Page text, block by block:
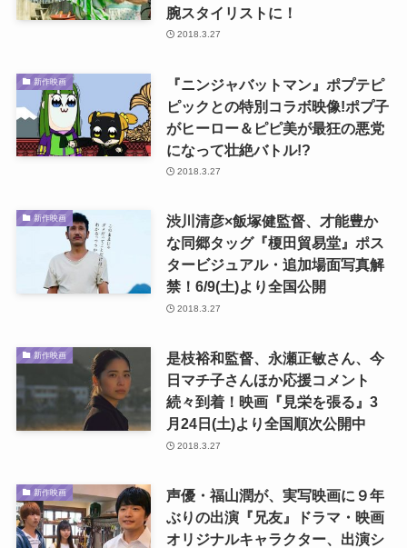
腕スタイリストに！
2018.3.27
新作映画
『ニンジャバットマン』ポプテピ
ピックとの特別コラボ映像!ポプ子
がヒーロー＆ピピ美が最狂の悪党
になって壮絶バトル!?
2018.3.27
新作映画
渋川清彦×飯塚健監督、才能豊か
な同郷タッグ『榎田貿易堂』ポス
タービジュアル・追加場面写真解
禁！6/9(土)より全国公開
2018.3.27
新作映画
是枝裕和監督、永瀬正敏さん、今
日マチ子さんほか応援コメント
続々到着！映画『見栄を張る』3
月24日(土)より全国順次公開中
2018.3.27
新作映画
声優・福山潤が、実写映画に９年
ぶりの出演『兄友』ドラマ・映画
オリジナルキャラクター、出演シ